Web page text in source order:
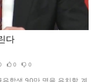
다
0 0
학생 90만 명을 유치할 계